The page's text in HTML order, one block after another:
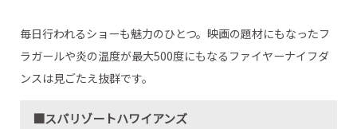
毎日行われるショーも魅力のひとつ。映画の題材にもなったフ
ラガールや炎の温度が最大500度にもなるファイヤーナイフダ
ンスは見ごたえ抜群です。
■スパリゾートハワイアンズ